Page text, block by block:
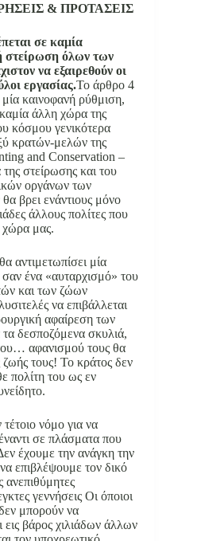
& ΠΡΟΤΑΣΕΙΣ
σε καμία
στείρωση όλων των
να εξαιρεθούν οι
εργασίας.Το άρθρο 4
καινοφανή ρύθμιση,
καμία άλλη χώρα της
κόσμου γενικότερα
κρατών-μελών της
and Conservation –
στείρωσης και του
οργάνων των
βρει ενάντιους μόνο
άλλους πολίτες που
χώρα μας.
αντιμετωπίσει μία
σαν ένα «αυταρχισμό» του
και των ζώων
να επιβάλλεται
αφαίρεση των
δεσποζόμενα σκυλιά,
αφανισμού τους θα
ζωής τους! Το κράτος δεν
πολίτη του ως εν
νόμο για να
σε πλάσματα που
έχουμε την ανάγκη την
επιβλέψουμε τον δικό
ανεπιθύμητες
γεννήσεις Οι όποιοι
μπορούν να
εις βάρος χιλιάδων άλλων